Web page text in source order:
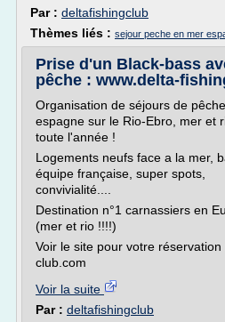
Par : deltafishingclub
Thèmes liés : sejour peche en mer
Prise d'un Black-bass
pêche : www.delta-
Organisation de séjours de
espagne sur le Rio-Ebro, mer et
toute l'année !
Logements neufs face a la mer,
équipe française, super spots,
convivialité....
Destination n°1 carnassiers en
(mer et rio !!!!)
Voir le site pour votre
club.com
Voir la suite
Par : deltafishingclub